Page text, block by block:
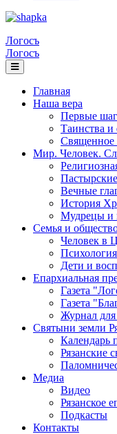
Логосъ
Логосъ
Главная
Наша вера
Первые
Таинства
Священное
Мир. Человек.
Вечные
История
Мудрецы и
Семья и
Человек в
Дети и
Епархиальная
Газета
Газета
Журнал
Святыни земли
Календарь
Рязанские
Медиа
Видео
Рязанское
Подкасты
Контакты